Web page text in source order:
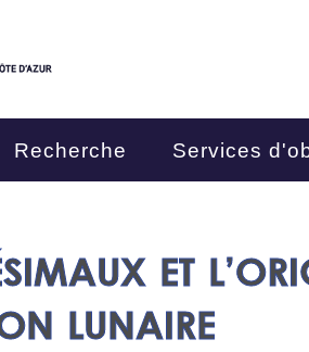
Recherche Services
ET
LUNAIRE